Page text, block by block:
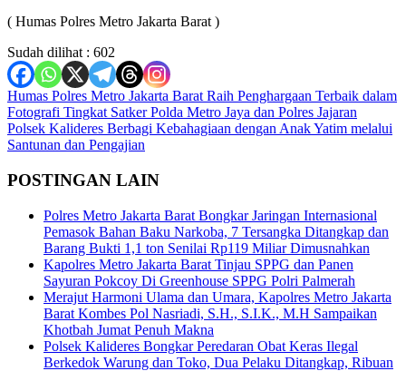
( Humas Polres Metro Jakarta Barat )
Sudah dilihat : 602
Navigasi
pos
Humas Polres Metro Jakarta Barat Raih Penghargaan Terbaik dalam
Fotografi Tingkat Satker Polda Metro Jaya dan Polres Jajaran
Polsek Kalideres Berbagi Kebahagiaan dengan Anak Yatim melalui
Santunan dan Pengajian
POSTINGAN LAIN
Polres Metro Jakarta Barat Bongkar Jaringan Internasional
Pemasok Bahan Baku Narkoba, 7 Tersangka Ditangkap dan
Barang Bukti 1,1 ton Senilai Rp119 Miliar Dimusnahkan
Kapolres Metro Jakarta Barat Tinjau SPPG dan Panen
Sayuran Pokcoy Di Greenhouse SPPG Polri Palmerah
Merajut Harmoni Ulama dan Umara, Kapolres Metro Jakarta
Barat Kombes Pol Nasriadi, S.H., S.I.K., M.H Sampaikan
Khotbah Jumat Penuh Makna
Polsek Kalideres Bongkar Peredaran Obat Keras Ilegal
Berkedok Warung dan Toko, Dua Pelaku Ditangkap, Ribuan